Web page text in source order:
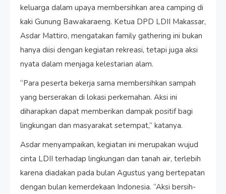
keluarga dalam upaya membersihkan area camping di
kaki Gunung Bawakaraeng. Ketua DPD LDII Makassar,
Asdar Mattiro, mengatakan family gathering ini bukan
hanya diisi dengan kegiatan rekreasi, tetapi juga aksi
nyata dalam menjaga kelestarian alam.
“Para peserta bekerja sama membersihkan sampah
yang berserakan di lokasi perkemahan. Aksi ini
diharapkan dapat memberikan dampak positif bagi
lingkungan dan masyarakat setempat,” katanya.
Asdar menyampaikan, kegiatan ini merupakan wujud
cinta LDII terhadap lingkungan dan tanah air, terlebih
karena diadakan pada bulan Agustus yang bertepatan
dengan bulan kemerdekaan Indonesia. “Aksi bersih-